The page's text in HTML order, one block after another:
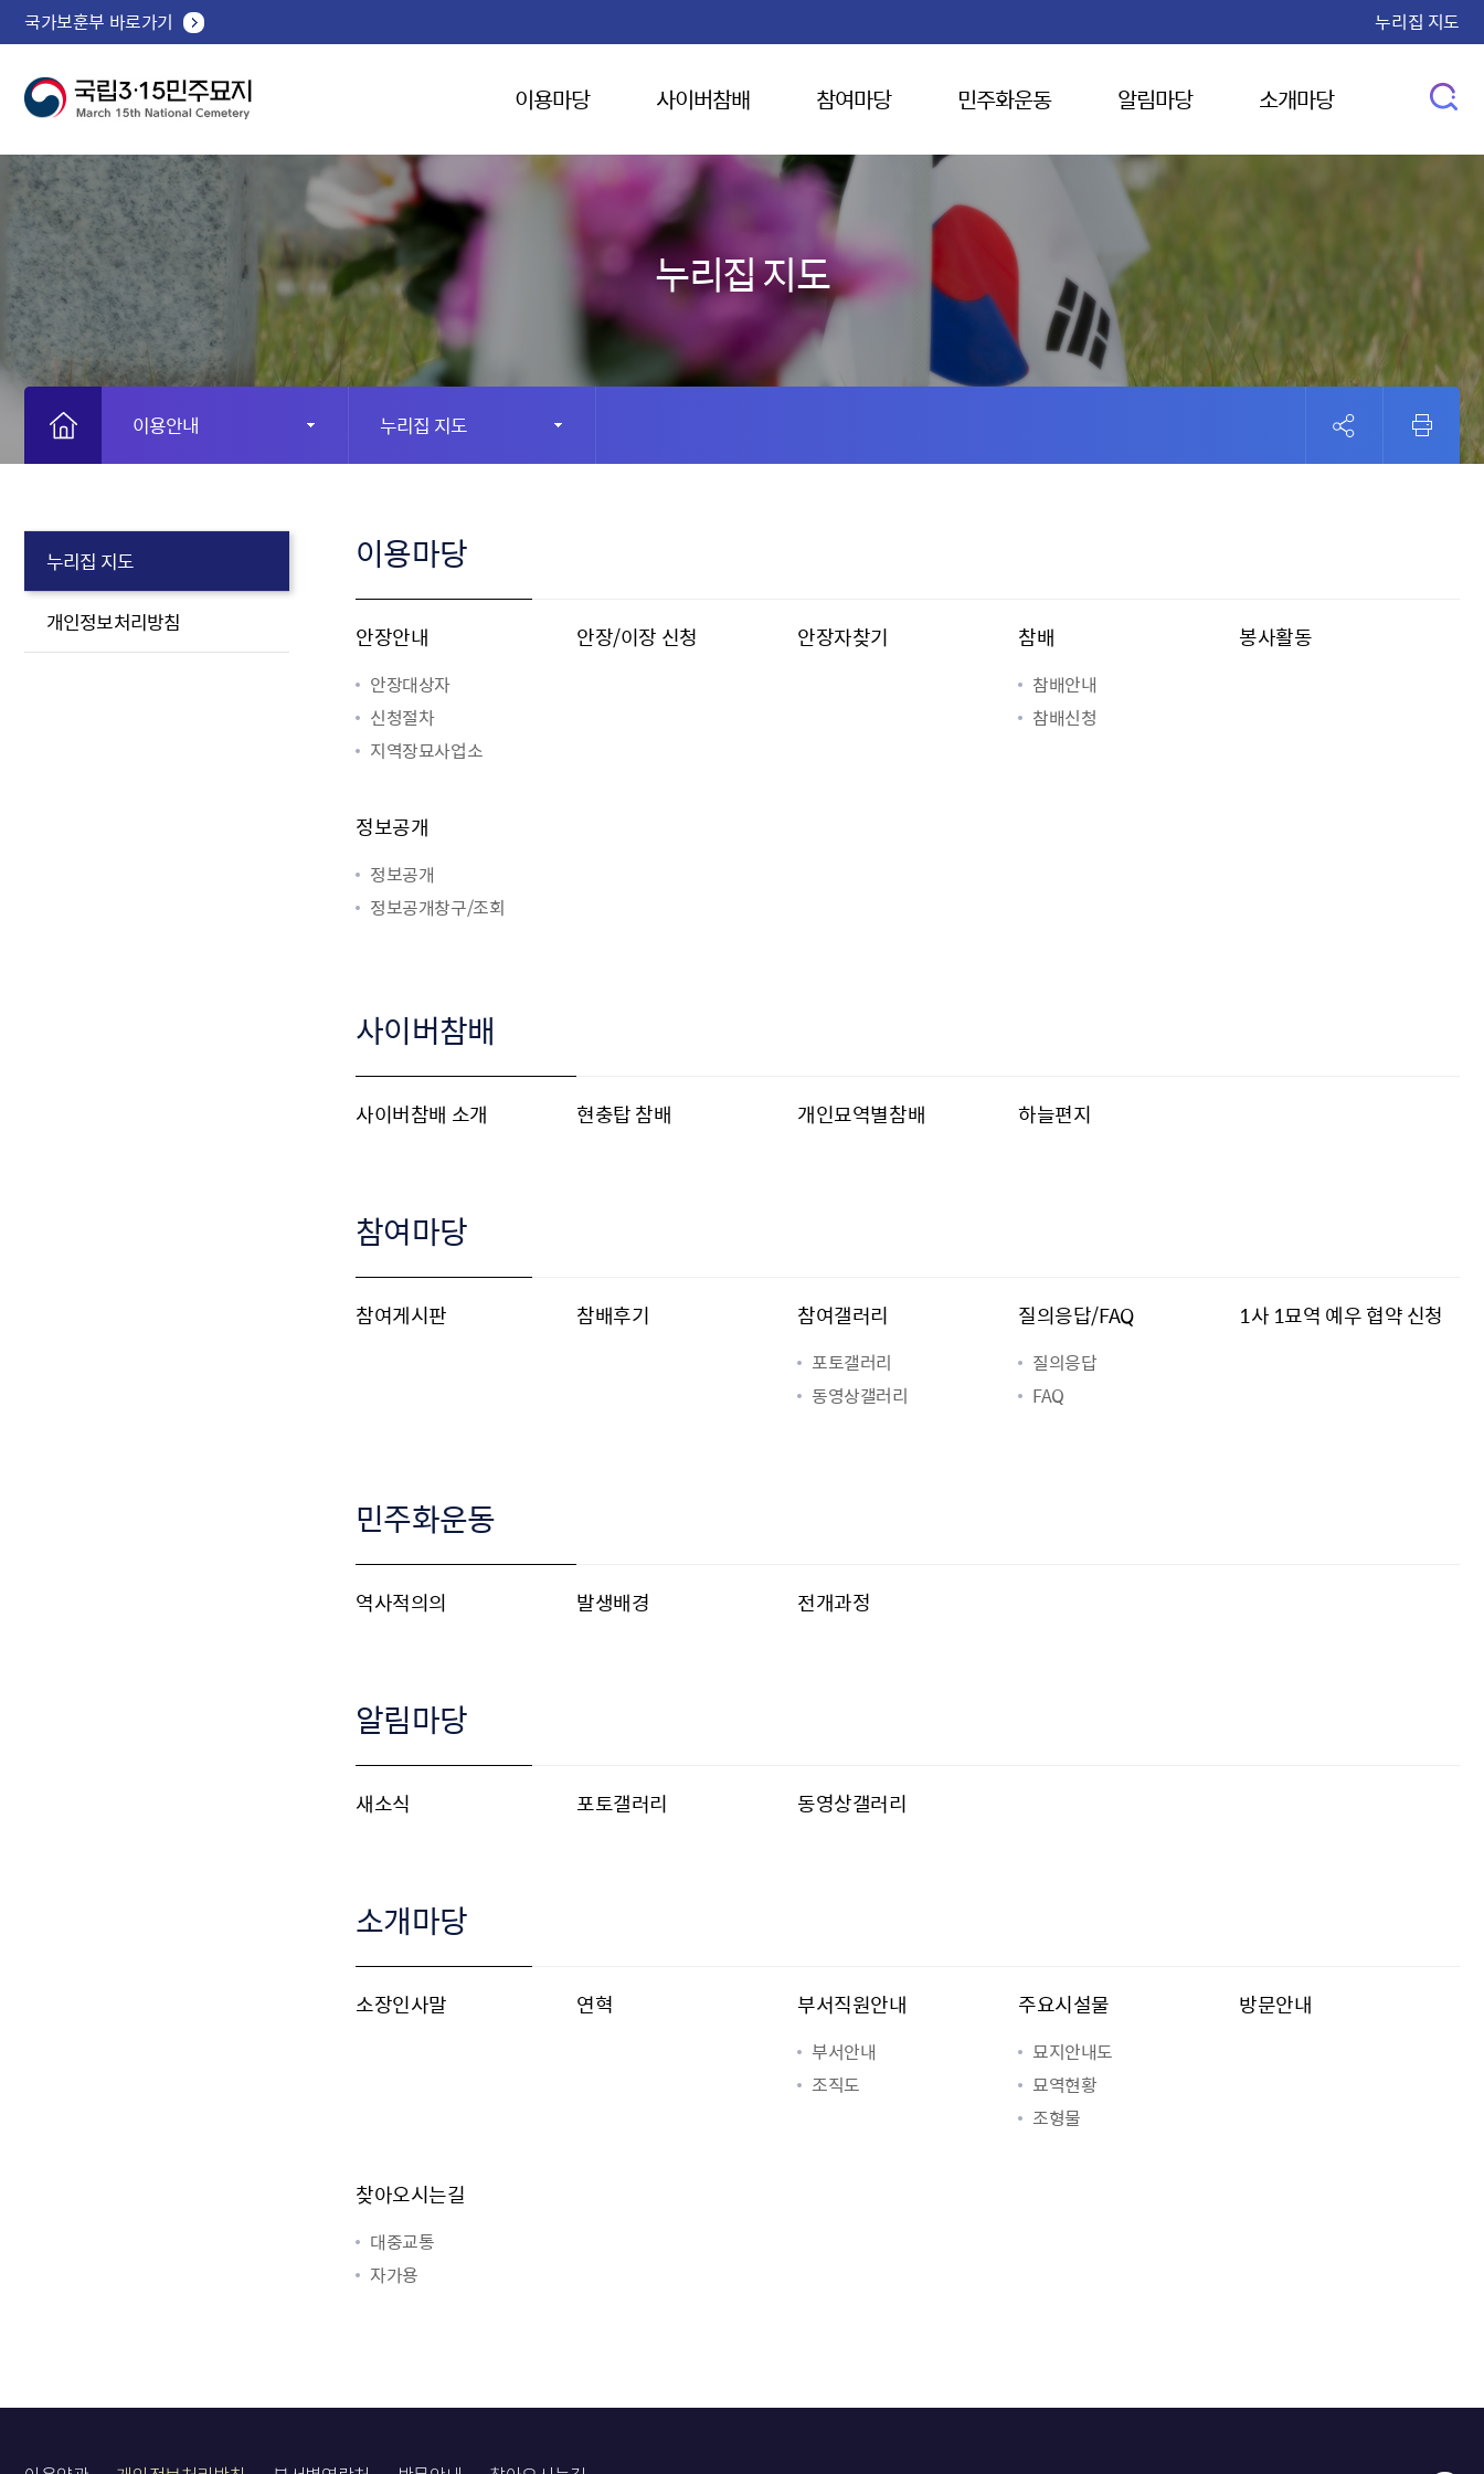
국가보훈부 바로가기 누리집 지도
이용마당 사이버참배 참여마당 민주화운동 알림마당 소개마당
누리집 지도
이용안내 누리집 지도
누리집 지도
개인정보처리방침
이용마당
안장안내
안장대상자
신청절차
지역장묘사업소
안장/이장 신청 안장자찾기 참배
참배안내
참배신청
봉사활동
정보공개
정보공개
정보공개창구/조회
사이버참배
사이버참배 소개 현충탑 참배 개인묘역별참배 하늘편지
참여마당
참여게시판 참배후기 참여갤러리
포토갤러리
동영상갤러리
질의응답/FAQ
질의응답
FAQ
1사 1묘역 예우 협약 신청
민주화운동
역사적의의 발생배경 전개과정
알림마당
새소식 포토갤러리 동영상갤러리
소개마당
소장인사말 연혁 부서직원안내
부서안내
조직도
주요시설물
묘지안내도
묘역현황
조형물
방문안내
찾아오시는길
대중교통
자가용